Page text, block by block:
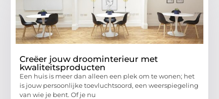
Creëer jouw droominterieur met
kwaliteitsproducten
Een huis is meer dan alleen een plek om te wonen; het
is jouw persoonlijke toevluchtsoord, een weerspiegeling
van wie je bent. Of je nu